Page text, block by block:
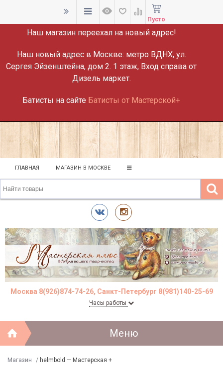
ВНИМАНИЕ!
Наш магазин переехал на новый адрес!
Наш новый адрес в Москве: метро ВДНХ, ул.
Сергея Эйзенштейна, дом 2. 1 этаж, Вход справа от
Дизель маркет.
Батисты на сайте Батисты от Мастерской+
Пусто
ГЛАВНАЯ МАГАЗИН В МОСКВЕ
Москва 8(926)874-74-26, Санкт-Петербург 8(981)140-25-69
Часы работы
Меню
Магазин / helmbold — Мастерская +